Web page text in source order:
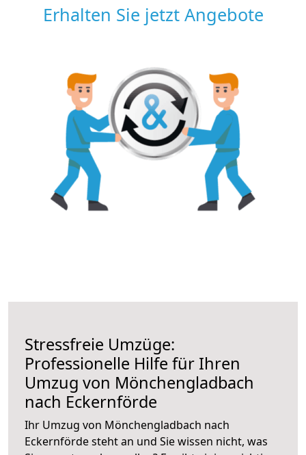
Erhalten Sie jetzt Angebote
Stressfreie Umzüge:
Professionelle Hilfe für Ihren
Umzug von Mönchengladbach
nach Eckernförde
Ihr Umzug von Mönchengladbach nach
Eckernförde steht an und Sie wissen nicht, was